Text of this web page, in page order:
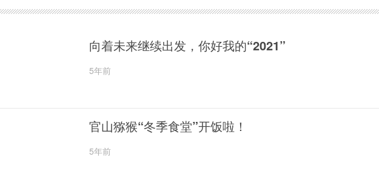
向着未来继续出发，你好我的“2021”
5年前
官山猕猴“冬季食堂”开饭啦！
5年前